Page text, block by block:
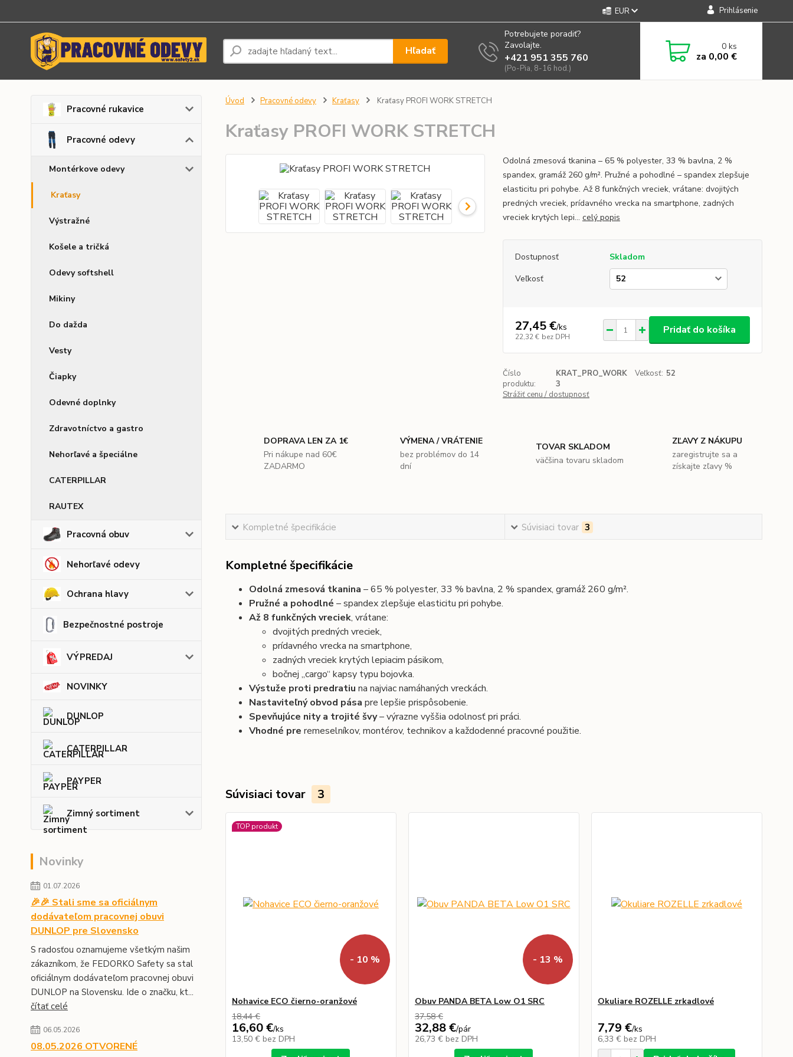
EUR Prihlásenie
Hľadať
Potrebujete poradiť?
Zavolajte.
+421 951 355 760
(Po-Pia, 8-16 hod.)
0ks
za 0,00 €
Pracovné rukavice
Pracovné odevy
Montérkove odevy
Kraťasy
Výstražné
Košele a tričká
Odevy softshell
Mikiny
Do dažda
Vesty
Čiapky
Odevné doplnky
Zdravotníctvo a gastro
Nehorľavé a špeciálne
CATERPILLAR
RAUTEX
Pracovná obuv
Nehorľavé odevy
Ochrana hlavy
Bezpečnostné postroje
VÝPREDAJ
NOVINKY
DUNLOP
CATERPILLAR
PAYPER
Zimný sortiment
Novinky
01.07.2026
🎉🎉 Stali sme sa oficiálnym
dodávateľom pracovnej obuvi
DUNLOP pre Slovensko
S radosťou oznamujeme všetkým našim
zákazníkom, že FEDORKO Safety sa stal
oficiálnym dodávateľom pracovnej obuvi
DUNLOP na Slovensku. Ide o značku, kt...
čítať celé
06.05.2026
08.05.2026 OTVORENÉ
Úvod Pracovné odevy Kraťasy Kraťasy PROFI WORK STRETCH
Kraťasy PROFI WORK STRETCH
Odolná zmesová tkanina – 65 % polyester, 33 % bavlna, 2 %
spandex, gramáž 260 g/m². Pružné a pohodlné – spandex zlepšuje
elasticitu pri pohybe. Až 8 funkčných vreciek, vrátane: dvojitých
predných vreciek, prídavného vrecka na smartphone, zadných
vreciek krytých lepi... celý popis
Dostupnosť
Skladom
Veľkosť
27,45 €/ks
22,32 € bez DPH
Pridať do košíka
Číslo
produktu:
KRAT_PRO_WORK
3
Veľkosť: 52
Strážiť cenu / dostupnosť
DOPRAVA LEN ZA 1€
Pri nákupe nad 60€
ZADARMO
VÝMENA / VRÁTENIE
bez problémov do 14
dní
TOVAR SKLADOM
väčšina tovaru skladom
ZĽAVY Z NÁKUPU
zaregistrujte sa a
získajte zľavy %
Kompletné špecifikácie Súvisiaci tovar 3
Kompletné špecifikácie
Odolná zmesová tkanina – 65 % polyester, 33 % bavlna, 2 % spandex, gramáž 260 g/m².
Pružné a pohodlné – spandex zlepšuje elasticitu pri pohybe.
Až 8 funkčných vreciek, vrátane:
dvojitých predných vreciek,
prídavného vrecka na smartphone,
zadných vreciek krytých lepiacim pásikom,
bočnej „cargo“ kapsy typu bojovka.
Výstuže proti predratiu na najviac namáhaných vreckách.
Nastaviteľný obvod pása pre lepšie prispôsobenie.
Spevňujúce nity a trojité švy – výrazne vyššia odolnosť pri práci.
Vhodné pre remeselníkov, montérov, technikov a každodenné pracovné použitie.
Súvisiaci tovar 3
TOP produkt
- 10 %
Nohavice ECO čierno-oranžové
18,44 €
16,60 €/ks
13,50 € bez DPH
- 13 %
Obuv PANDA BETA Low O1 SRC
37,58 €
32,88 €/pár
26,73 € bez DPH
Okuliare ROZELLE zrkadlové
7,79 €/ks
6,33 € bez DPH